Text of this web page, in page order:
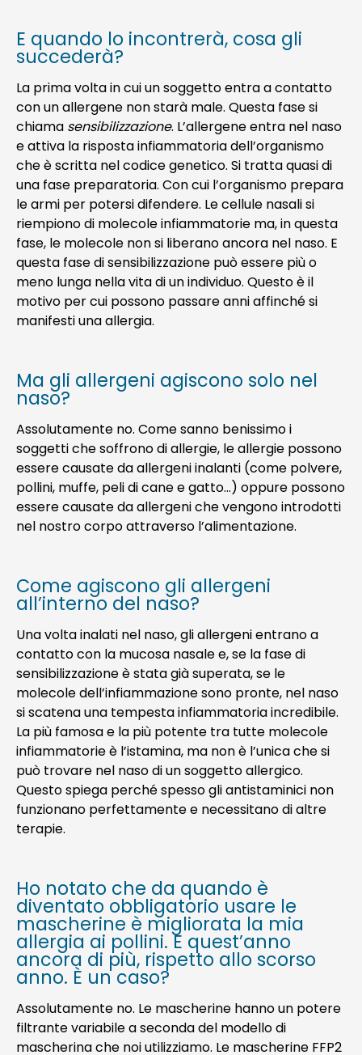
E quando lo incontrerà, cosa gli
succederà?
La prima volta in cui un soggetto entra a contatto
con un allergene non starà male. Questa fase si
chiama sensibilizzazione. L’allergene entra nel naso
e attiva la risposta infiammatoria dell’organismo
che è scritta nel codice genetico. Si tratta quasi di
una fase preparatoria. Con cui l’organismo prepara
le armi per potersi difendere. Le cellule nasali si
riempiono di molecole infiammatorie ma, in questa
fase, le molecole non si liberano ancora nel naso. E
questa fase di sensibilizzazione può essere più o
meno lunga nella vita di un individuo. Questo è il
motivo per cui possono passare anni affinché si
manifesti una allergia.
Ma gli allergeni agiscono solo nel
naso?
Assolutamente no. Come sanno benissimo i
soggetti che soffrono di allergie, le allergie possono
essere causate da allergeni inalanti (come polvere,
pollini, muffe, peli di cane e gatto…) oppure possono
essere causate da allergeni che vengono introdotti
nel nostro corpo attraverso l’alimentazione.
Come agiscono gli allergeni
all’interno del naso?
Una volta inalati nel naso, gli allergeni entrano a
contatto con la mucosa nasale e, se la fase di
sensibilizzazione è stata già superata, se le
molecole dell’infiammazione sono pronte, nel naso
si scatena una tempesta infiammatoria incredibile.
La più famosa e la più potente tra tutte molecole
infiammatorie è l’istamina, ma non è l’unica che si
può trovare nel naso di un soggetto allergico.
Questo spiega perché spesso gli antistaminici non
funzionano perfettamente e necessitano di altre
terapie.
Ho notato che da quando è
diventato obbligatorio usare le
mascherine è migliorata la mia
allergia ai pollini. E quest’anno
ancora di più, rispetto allo scorso
anno. È un caso?
Assolutamente no. Le mascherine hanno un potere
filtrante variabile a seconda del modello di
mascherina che noi utilizziamo. Le mascherine FFP2